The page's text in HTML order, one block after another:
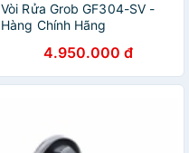
Vòi Rửa Grob GF304-SV -
Hàng Chính Hãng
4.950.000 đ